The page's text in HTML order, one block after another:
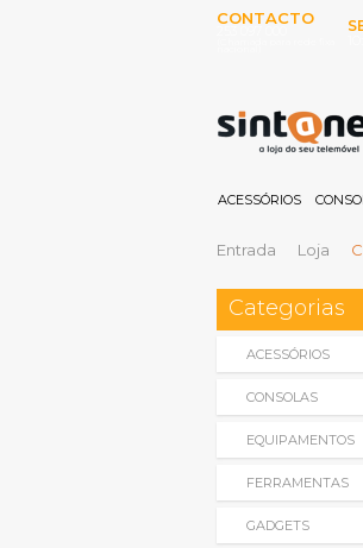
CONTACTO
ACESSÓRIOS
Entrada Loja
Categorias
ACESSÓRIOS
CONSOLAS
EQUIPAMENTOS
FERRAMENTAS
GADGETS